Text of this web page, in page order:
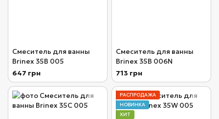
Смеситель для ванны
Brinex 35B 005
647 грн
Смеситель для ванны
Brinex 35B 006N
713 грн
РАСПРОДАЖА
НОВИНКА
ХИТ